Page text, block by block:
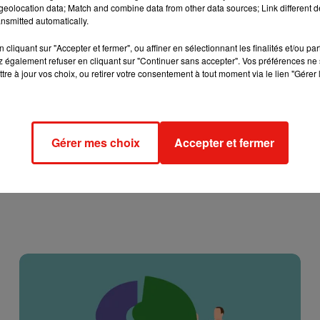
ont d’ores-et-déjà été réservées. Enfin en ce qui concerne les
durant laquelle vous pourrez acheter une place
pour les malchanceux qui n’auraient pas réussi à obtenir de
data; Match and combine data from other data sources; Link different
automatically.
cliquant sur "Accepter et fermer", ou affiner en sélectionnant les finalités et/ou
également refuser en cliquant sur "Continuer sans accepter". Vos préférences
à jour vos choix, ou retirer votre consentement à tout moment via le lien
Gérer mes choix Accepter et fermer